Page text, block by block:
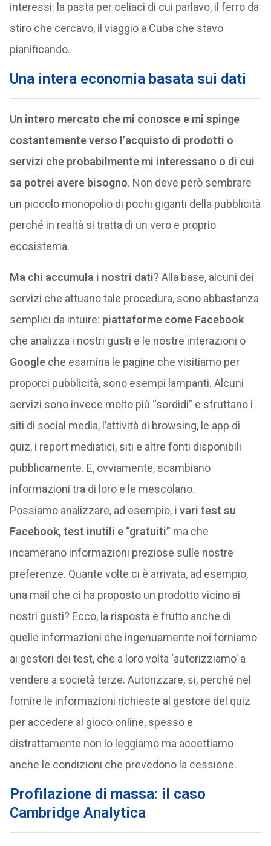
interessi: la pasta per celiaci di cui parlavo, il ferro da
stiro che cercavo, il viaggio a Cuba che stavo
pianificando.
Una intera economia basata sui dati
Un intero mercato che mi conosce e mi spinge
costantemente verso l’acquisto di prodotti o
servizi che probabilmente mi interessano o di cui
sa potrei avere bisogno. Non deve però sembrare
un piccolo monopolio di pochi giganti della pubblicità
perché in realtà si tratta di un vero e proprio
ecosistema.
Ma chi accumula i nostri dati? Alla base, alcuni dei
servizi che attuano tale procedura, sono abbastanza
semplici da intuire: piattaforme come Facebook
che analizza i nostri gusti e le nostre interazioni o
Googleche esamina le pagine che visitiamo per
proporci pubblicità, sono esempi lampanti. Alcuni
servizi sono invece molto più “sordidi” e sfruttano i
siti di social media, l’attività di browsing, le app di
quiz, i report mediatici, siti e altre fonti disponibili
pubblicamente. E, ovviamente, scambiano
informazioni tra di loro e le mescolano.
Possiamo analizzare, ad esempio, i vari test su
Facebook, test inutili e “gratuiti” ma che
incamerano informazioni preziose sulle nostre
preferenze. Quante volte ci è arrivata, ad esempio,
una mail che ci ha proposto un prodotto vicino ai
nostri gusti? Ecco, la risposta è frutto anche di
quelle informazioni che ingenuamente noi forniamo
ai gestori dei test, che a loro volta ‘autorizziamo’ a
vendere a società terze. Autorizzare, si, perché nel
fornire le informazioni richieste al gestore del quiz
per accedere al gioco online, spesso e
distrattamente non lo leggiamo ma accettiamo
anche le condizioni che prevedono la cessione.
Profilazione di massa: il caso
Cambridge Analytica